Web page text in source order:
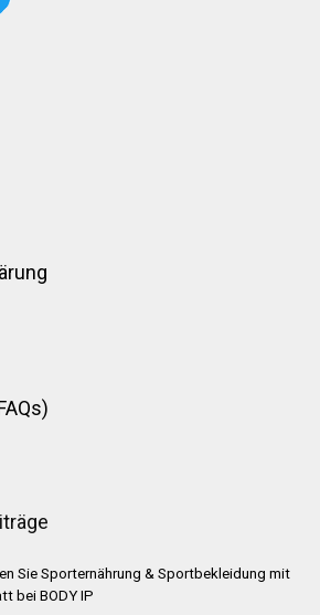
Sie Sporternährung & Sportbekleidung mit
bei BODY IP